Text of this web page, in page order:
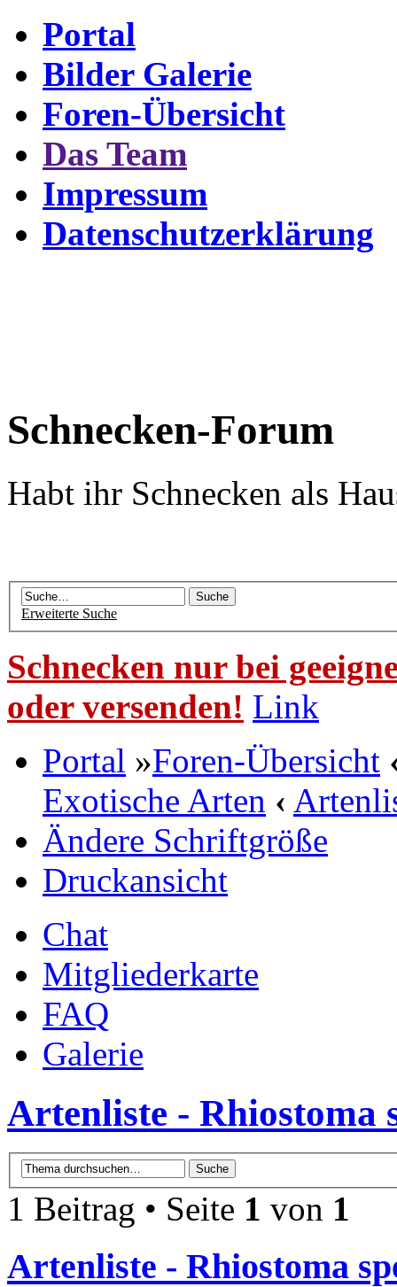
Portal
Bilder Galerie
Foren-Übersicht
Das Team
Impressum
Datenschutzerklärung
Schnecken-Forum
Habt ihr Schnecken als
Erweiterte Suche
Schnecken nur bei
oder versenden! Link
Portal »Foren-Übersicht
Exotische Arten ‹
Ändere Schriftgröße
Druckansicht
Chat
Mitgliederkarte
FAQ
Galerie
Artenliste - Rhiostoma
1 Beitrag • Seite 1 von 1
Artenliste - Rhiostoma